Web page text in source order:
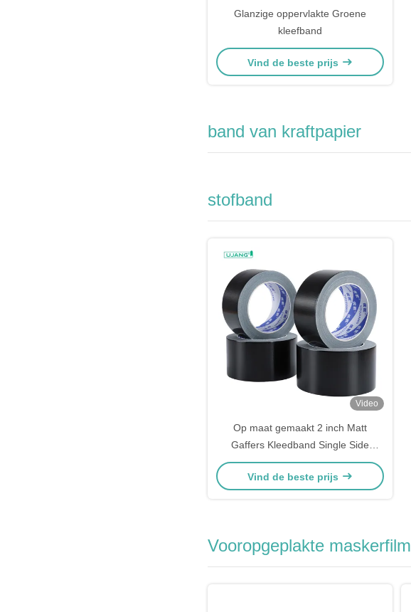
Glanzige oppervlakte Groene
kleefband
Vind de beste prijs
band van kraftpapier
stofband
Video
Op maat gemaakt 2 inch Matt
Gaffers Kleedband Single Side
Kleefmiddel Voor Karton Afdichting
Vind de beste prijs
Vooropgeplakte maskerfilm